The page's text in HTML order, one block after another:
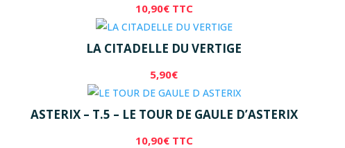
10,90€ TTC
LA CITADELLE DU VERTIGE
5,90€
ASTERIX – T.5 – LE TOUR DE GAULE D’ASTERIX
10,90€ TTC